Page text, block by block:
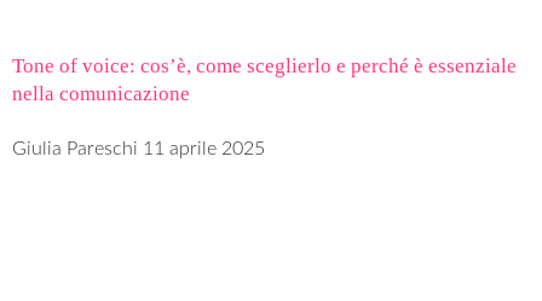
Tone of voice: cos’è, come sceglierlo e perché è essenziale
nella comunicazione
Giulia Pareschi 11 aprile 2025